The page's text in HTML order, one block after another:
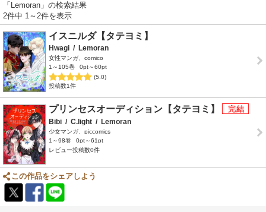
「Lemoran」の検索結果
2件中 1～2件を表示
イスニルダ【タテヨミ】
Hwagi / Lemoran
女性マンガ、comico
1～105巻
0pt～60pt
(5.0)
投稿数1件
プリンセスオーディション【タテヨミ】
Bibi / C.light / Lemoran
少女マンガ、piccomics
1～98巻
0pt～61pt
レビュー投稿数0件
この作品をシェアしよう